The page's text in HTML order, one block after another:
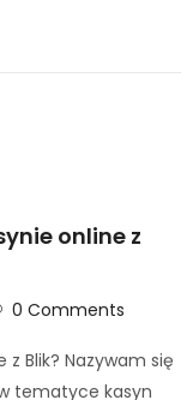
online z
0 Comments
Blik? Nazywam się
tematyce kasyn